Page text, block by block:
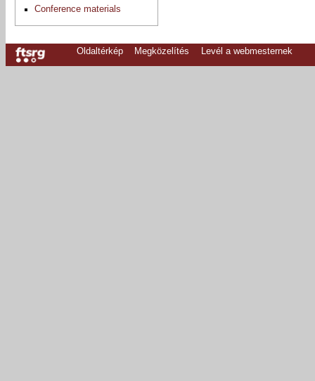
Conference materials
Oldaltérkép Megközelítés Levél a webmesternek